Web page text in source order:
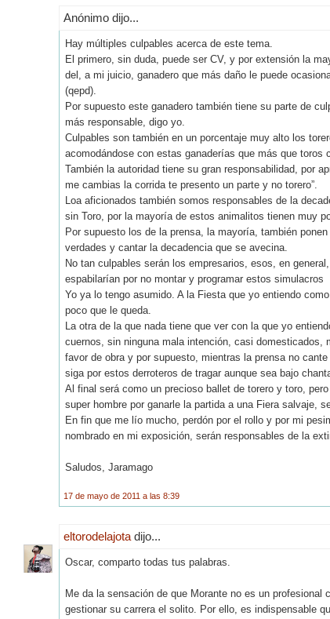
Anónimo dijo...
Hay múltiples culpables acerca de este tema.
El primero, sin duda, puede ser CV, y por extensión la
del, a mi juicio, ganadero que más daño le puede
(qepd).
Por supuesto este ganadero también tiene su parte de
más responsable, digo yo.
Culpables son también en un porcentaje muy alto los
acomodándose con estas ganaderías que más que toros
También la autoridad tiene su gran responsabilidad, por
me cambias la corrida te presento un parte y no torero”.
Loa aficionados también somos responsables de la
sin Toro, por la mayoría de estos animalitos tienen muy
Por supuesto los de la prensa, la mayoría, también
verdades y cantar la decadencia que se avecina.
No tan culpables serán los empresarios, esos, en
espabilarían por no montar y programar estos simulacros
Yo ya lo tengo asumido. A la Fiesta que yo entiendo
poco que le queda.
La otra de la que nada tiene que ver con la que yo
cuernos, sin ninguna mala intención, casi
favor de obra y por supuesto, mientras la prensa no
siga por estos derroteros de tragar aunque sea bajo
Al final será como un precioso ballet de torero y toro,
super hombre por ganarle la partida a una Fiera salvaje,
En fin que me lío mucho, perdón por el rollo y por mi
nombrado en mi exposición, serán responsables de la
Saludos, Jaramago
17 de mayo de 2011 a las 8:39
eltorodelajota dijo...
Oscar, comparto todas tus palabras.
Me da la sensación de que Morante no es un
gestionar su carrera el solito. Por ello, es indispensable